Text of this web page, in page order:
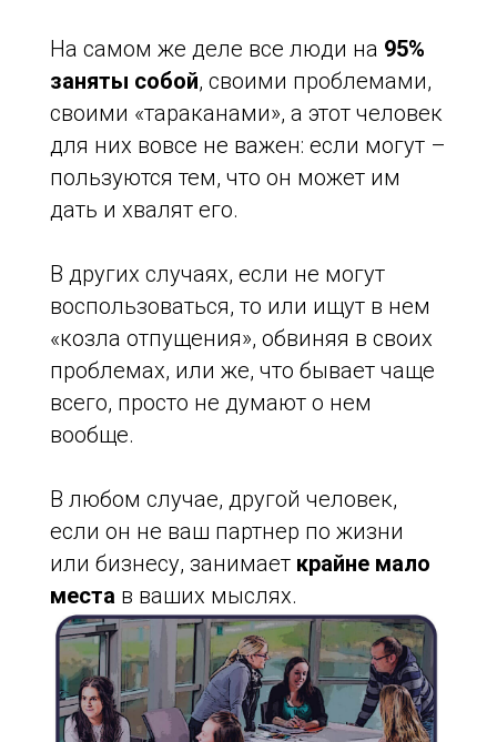
На самом же деле все люди на 95%
заняты собой, своими проблемами,
своими «тараканами», а этот человек
для них вовсе не важен: если могут –
пользуются тем, что он может им
дать и хвалят его.
В других случаях, если не могут
воспользоваться, то или ищут в нем
«козла отпущения», обвиняя в своих
проблемах, или же, что бывает чаще
всего, просто не думают о нем
вообще.
В любом случае, другой человек,
если он не ваш партнер по жизни
или бизнесу, занимает крайне мало
места в ваших мыслях.